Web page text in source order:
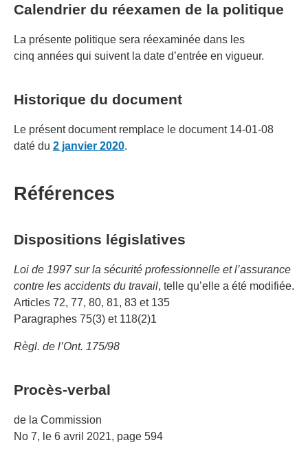
Calendrier du réexamen de la politique
La présente politique sera réexaminée dans les
cinq années qui suivent la date d’entrée en vigueur.
Historique du document
Le présent document remplace le document 14-01-08
daté du 2 janvier 2020.
Références
Dispositions législatives
Loi de 1997 sur la sécurité professionnelle et l’assurance
contre les accidents du travail, telle qu’elle a été modifiée.
Articles 72, 77, 80, 81, 83 et 135
Paragraphes 75(3) et 118(2)1
Règl. de l’Ont. 175/98
Procès-verbal
de la Commission
No 7, le 6 avril 2021, page 594